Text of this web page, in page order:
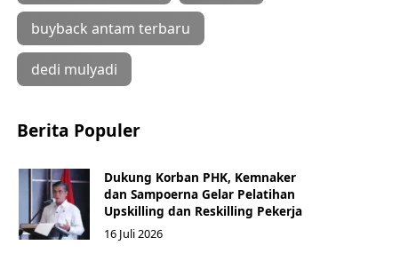
buyback antam terbaru
dedi mulyadi
Berita Populer
Dukung Korban PHK, Kemnaker
dan Sampoerna Gelar Pelatihan
Upskilling dan Reskilling Pekerja
16 Juli 2026